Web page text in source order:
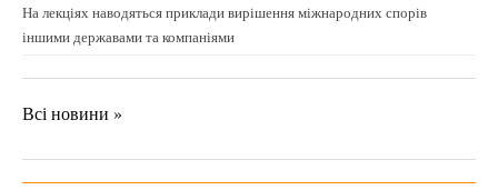
На лекціях наводяться приклади вирішення міжнародних спорів
іншими державами та компаніями
Всі новини »